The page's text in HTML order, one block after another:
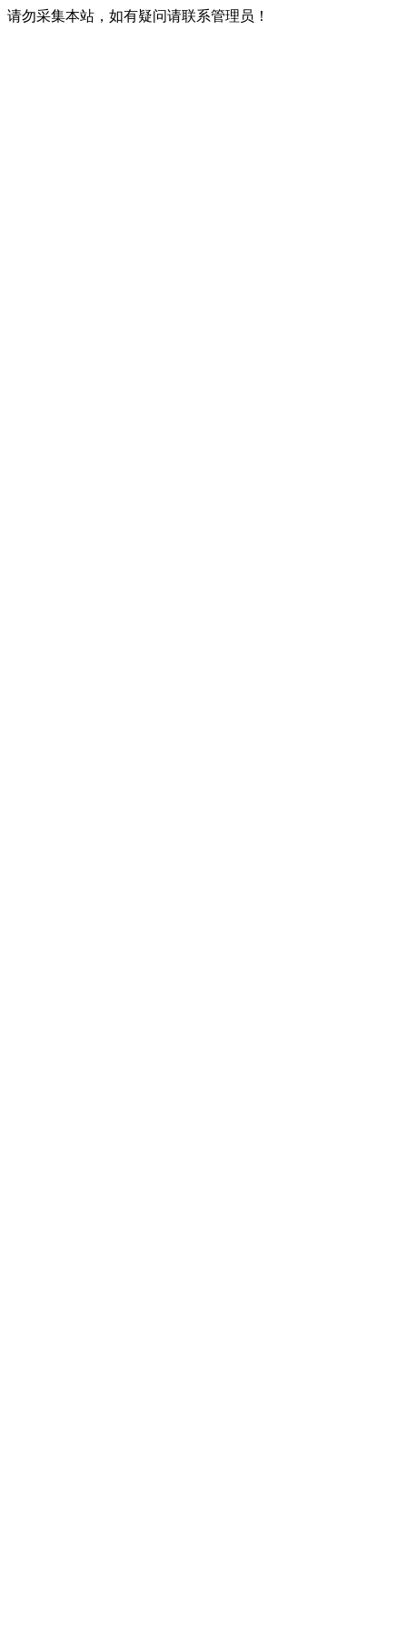
请勿采集本站，如有疑问请联系管理员！